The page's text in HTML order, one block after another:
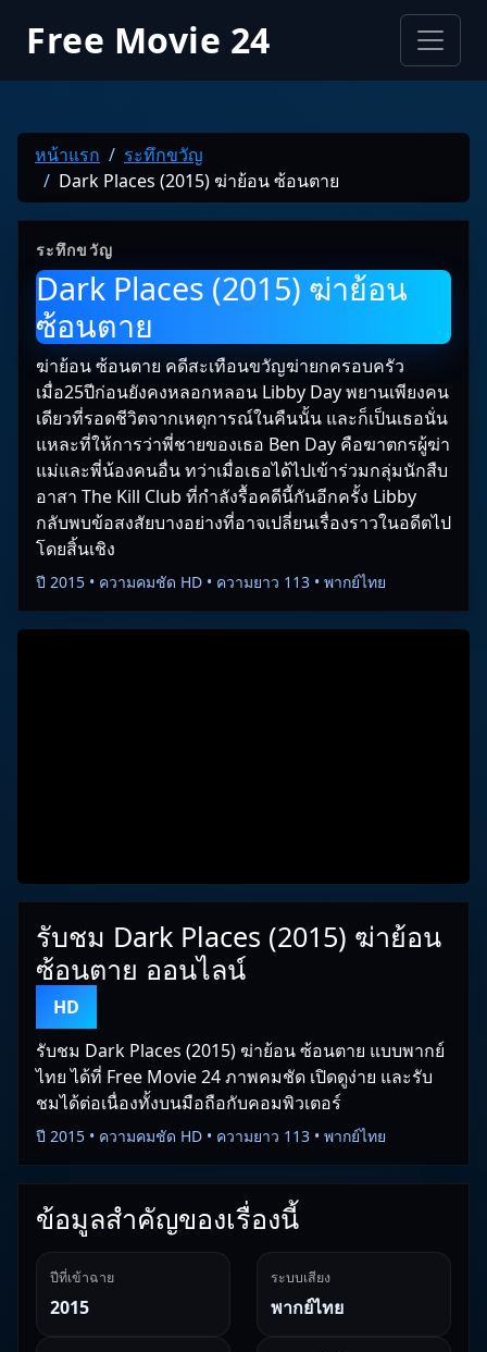
Free Movie 24
หน้าแรก
ระทึกขวัญ
Dark Places (2015) ฆ่าย้อน ซ้อนตาย
ระทึกขวัญ
Dark Places (2015) ฆ่าย้อน
ซ้อนตาย
ฆ่าย้อน ซ้อนตาย คดีสะเทือนขวัญฆ่ายกครอบครัว
เมื่อ25ปีก่อนยังคงหลอกหลอน Libby Day พยานเพียงคน
เดียวที่รอดชีวิตจากเหตุการณ์ในคืนนั้น และก็เป็นเธอนั่น
แหละที่ให้การว่าพี่ชายของเธอ Ben Day คือฆาตกรผู้ฆ่า
แม่และพี่น้องคนอื่น ทว่าเมื่อเธอได้ไปเข้าร่วมกลุ่มนักสืบ
อาสา The Kill Club ที่กำลังรื้อคดีนี้กันอีกครั้ง Libby
กลับพบข้อสงสัยบางอย่างที่อาจเปลี่ยนเรื่องราวในอดีตไป
โดยสิ้นเชิง
ปี 2015 • ความคมชัด HD • ความยาว 113 • พากย์ไทย
รับชม Dark Places (2015) ฆ่าย้อน
ซ้อนตาย ออนไลน์
HD
รับชม Dark Places (2015) ฆ่าย้อน ซ้อนตาย แบบพากย์
ไทย ได้ที่ Free Movie 24 ภาพคมชัด เปิดดูง่าย และรับ
ชมได้ต่อเนื่องทั้งบนมือถือกับคอมพิวเตอร์
ปี 2015 • ความคมชัด HD • ความยาว 113 • พากย์ไทย
ข้อมูลสำคัญของเรื่องนี้
ปีที่เข้าฉาย
2015
ระบบเสียง
พากย์ไทย